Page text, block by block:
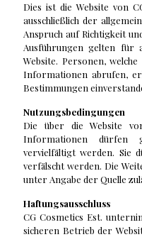
Dies ist die Website von
ausschließlich der
Anspruch auf Richtigkeit
Ausführungen gelten für
Website. Personen,
Informationen abrufen,
Bestimmungen
Nutzungsbedingungen
Die über die Website
Informationen dürfen
vervielfältigt werden. Sie
verfälscht werden. Die
unter Angabe der Quelle
Haftungsausschluss
CG Cosmetics Est.
sicheren Betrieb der